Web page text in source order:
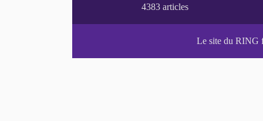
Le site du RING